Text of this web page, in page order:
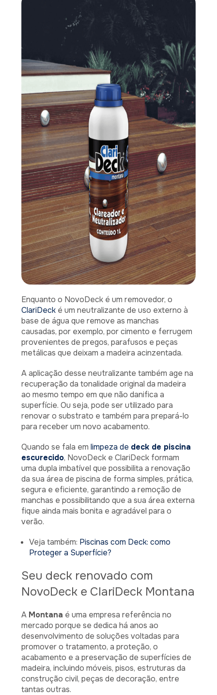
Enquanto o NovoDeck é um removedor, o
ClariDeck é um neutralizante de uso externo à
base de água que remove as manchas
causadas, por exemplo, por cimento e ferrugem
provenientes de pregos, parafusos e peças
metálicas que deixam a madeira acinzentada.
A aplicação desse neutralizante também age na
recuperação da tonalidade original da madeira
ao mesmo tempo em que não danifica a
superfície. Ou seja, pode ser utilizado para
renovar o substrato e também para prepará-lo
para receber um novo acabamento.
Quando se fala em limpeza de deck de piscina
escurecido, NovoDeck e ClariDeck formam
uma dupla imbatível que possibilita a renovação
da sua área de piscina de forma simples, prática,
segura e eficiente, garantindo a remoção de
manchas e possibilitando que a sua área externa
fique ainda mais bonita e agradável para o
verão.
Veja também: Piscinas com Deck: como
Proteger a Superfície?
Seu deck renovado com
NovoDeck e ClariDeck Montana
A Montana é uma empresa referência no
mercado porque se dedica há anos ao
desenvolvimento de soluções voltadas para
promover o tratamento, a proteção, o
acabamento e a preservação de superfícies de
madeira, incluindo móveis, pisos, estruturas da
construção civil, peças de decoração, entre
tantas outras.